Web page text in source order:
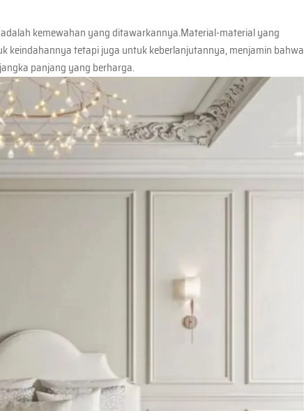
kemewahan yang ditawarkannya.Material-material yang
keindahannya tetapi juga untuk keberlanjutannya, menjamin bahwa
panjang yang berharga.